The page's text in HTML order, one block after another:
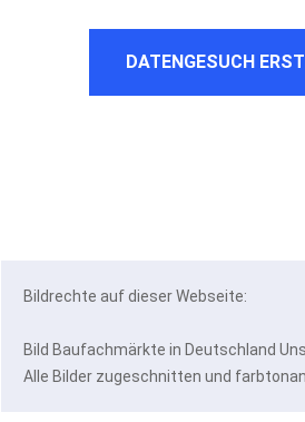
DATENGESUCH
Bildrechte auf dieser Webseite:
Bild Baufachmärkte in Deutschland
Alle Bilder zugeschnitten und